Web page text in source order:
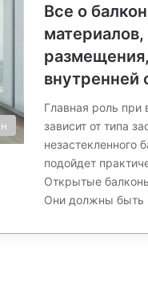
Все о
внутренней
Главная роль при
зависит от типа
незастекленного
подойдет
Открытые
Они должны быть